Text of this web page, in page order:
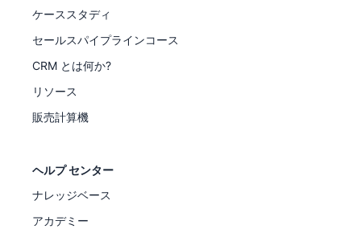
ケーススタディ
セールスパイプラインコース
CRM とは何か?
リソース
販売計算機
ヘルプ センター
ナレッジベース
アカデミー